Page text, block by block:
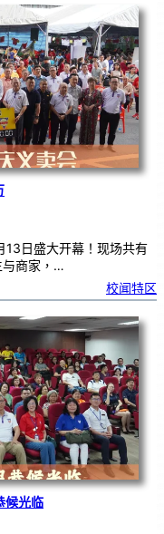
13日盛大开幕！现场共有
与商家，…
校闻特区
候光临